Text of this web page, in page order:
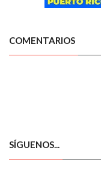
COMENTARIOS
SÍGUENOS...